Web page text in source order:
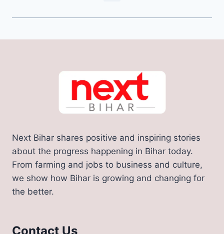
Next Bihar shares positive and inspiring stories
about the progress happening in Bihar today.
From farming and jobs to business and culture,
we show how Bihar is growing and changing for
the better.
Contact Us